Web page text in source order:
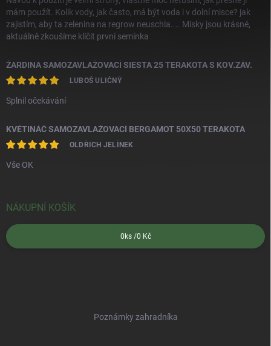
mám použít. Kolik vody, jak často, má být voda i v dolní misce? jak
zajistím, aby ta zelenina na regrow neuschla.... Misky jsou krásné,
aktuálně zkoušíme klíčit první semínka
ŽARDINA SAMOZAVLAŽOVACÍ SIESTA 25 TERAKOTA S KOV.ZÁV.
LUBOŠ ULIČNÝ
Splnil očekávání
KVĚTINÁČ SAMOZAVLAŽOVACÍ BERGAMOT 50X50 TERAKOTA
OLDŘICH JELÍNEK
Vše OK
NÁKUPNÍ KOŠÍK
0 ks /0 Kč
Poznámky zahradníka